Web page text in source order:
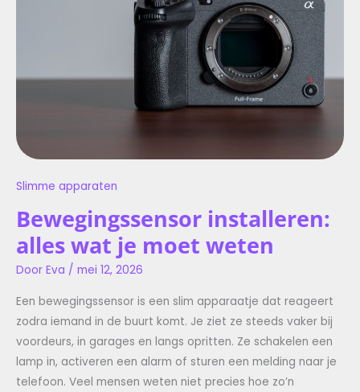
Slimme apparaten
Bewegingssensor installeren:
alles wat je moet weten
Door Eva / mei 12, 2026
Een bewegingssensor is een slim apparaatje dat reageert
zodra iemand in de buurt komt. Je ziet ze steeds vaker bij
voordeurs, in garages en langs opritten. Ze schakelen een
lamp in, activeren een alarm of sturen een melding naar je
telefoon. Veel mensen weten niet precies hoe zo’n